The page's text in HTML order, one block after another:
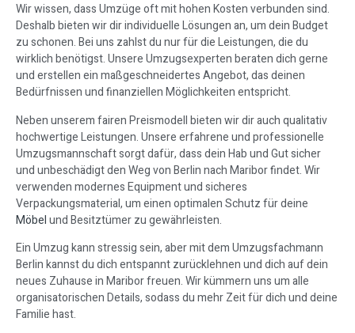
Wir wissen, dass Umzüge oft mit hohen Kosten verbunden sind.
Deshalb bieten wir dir individuelle Lösungen an, um dein Budget
zu schonen. Bei uns zahlst du nur für die Leistungen, die du
wirklich benötigst. Unsere Umzugsexperten beraten dich gerne
und erstellen ein maßgeschneidertes Angebot, das deinen
Bedürfnissen und finanziellen Möglichkeiten entspricht.
Neben unserem fairen Preismodell bieten wir dir auch qualitativ
hochwertige Leistungen. Unsere erfahrene und professionelle
Umzugsmannschaft sorgt dafür, dass dein Hab und Gut sicher
und unbeschädigt den Weg von Berlin nach Maribor findet. Wir
verwenden modernes Equipment und sicheres
Verpackungsmaterial, um einen optimalen Schutz für deine
Möbelund Besitztümer zu gewährleisten.
Ein Umzug kann stressig sein, aber mit dem Umzugsfachmann
Berlin kannst du dich entspannt zurücklehnen und dich auf dein
neues Zuhause in Maribor freuen. Wir kümmern uns um alle
organisatorischen Details, sodass du mehr Zeit für dich und deine
Familie hast.